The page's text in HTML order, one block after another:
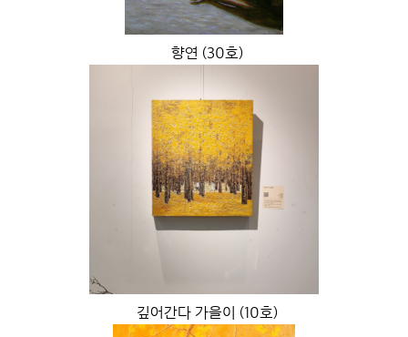
향연 (30호)
깊어간다 가을이 (10호)